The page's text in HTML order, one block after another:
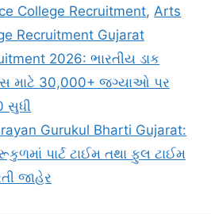
College Recruitment, Arts
Recruitment Gujarat
2026: ભારતીય ડાક
માટે 30,000+ જગ્યાઓ પર
સુધી
Gurukul Bharti Gujarat:
પાર્ટ ટાઈમ તથા ફુલ ટાઈમ
જાહેર